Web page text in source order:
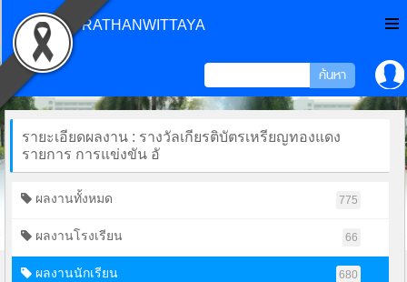
CHONPRATHANWITTAYA
รายะเอียดผลงาน : รางวัลเกียรติบัตรเหรียญทองแดง
รายการ การแข่งขัน อั
ผลงานทั้งหมด 775
ผลงานโรงเรียน 66
ผลงานนักเรียน 680